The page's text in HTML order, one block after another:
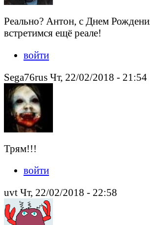
Реально? Антон, с Днем
встретимся ещё реале!
войти
Sega76rus Чт, 22/02/2018 - 21:54
Трям!!!
войти
uvt Чт, 22/02/2018 - 22:58